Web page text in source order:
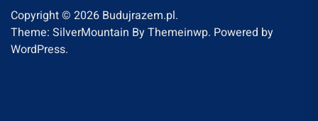
Copyright © 2026 Budujrazem.pl.
Theme: SilverMountain ByThemeinwp. Powered by
WordPress.